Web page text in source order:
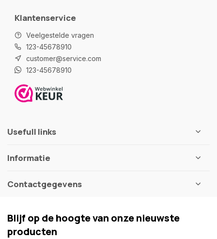
Klantenservice
Veelgestelde vragen
123-45678910
customer@service.com
123-45678910
Usefull links
Informatie
Contactgegevens
Blijf op de hoogte van onze nieuwste
producten